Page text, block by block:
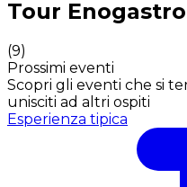
Tour
(9)
Prossimi eventi
Scopri gli eventi che si
unisciti ad altri ospiti
Esperienza tipica